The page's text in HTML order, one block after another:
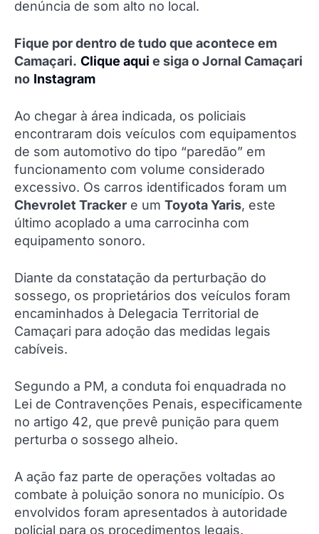
denúncia de som alto no local.
Fique por dentro de tudo que acontece em
Camaçari. Clique aqui e siga o Jornal Camaçari
no Instagram
Ao chegar à área indicada, os policiais
encontraram dois veículos com equipamentos
de som automotivo do tipo “paredão” em
funcionamento com volume considerado
excessivo. Os carros identificados foram um
Chevrolet Tracker e um Toyota Yaris, este
último acoplado a uma carrocinha com
equipamento sonoro.
Diante da constatação da perturbação do
sossego, os proprietários dos veículos foram
encaminhados à Delegacia Territorial de
Camaçari para adoção das medidas legais
cabíveis.
Segundo a PM, a conduta foi enquadrada no
Lei de Contravenções Penais, especificamente
no artigo 42, que prevê punição para quem
perturba o sossego alheio.
A ação faz parte de operações voltadas ao
combate à poluição sonora no município. Os
envolvidos foram apresentados à autoridade
policial para os procedimentos legais.